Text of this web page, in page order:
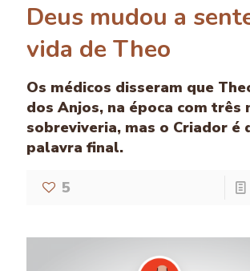
Deus mudou a
vida de Theo
Os médicos disseram que
dos Anjos, na época com três
sobreviveria, mas o Criador é
palavra final.
5